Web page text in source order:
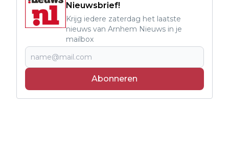
Nieuwsbrief!
Krijg iedere zaterdag het laatste
nieuws van Arnhem Nieuws in je
mailbox
Abonneren